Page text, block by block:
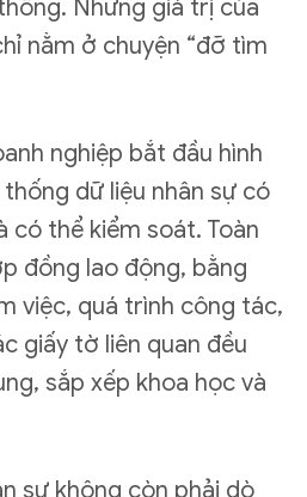
Nhưng giá trị của
nằm ở chuyện “đỡ tìm
nghiệp bắt đầu hình
dữ liệu nhân sự có
có thể kiểm soát. Toàn
đồng lao động, bằng
việc, quá trình công tác,
giấy tờ liên quan đều
sắp xếp khoa học và
sự không còn phải dò